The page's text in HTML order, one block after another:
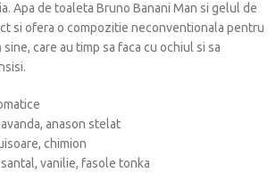
Apa de toaleta Bruno Banani Man si gelul de
si ofera o compozitie neconventionala pentru
care au timp sa faca cu ochiul si sa
anason stelat
chimion
vanilie, fasole tonka